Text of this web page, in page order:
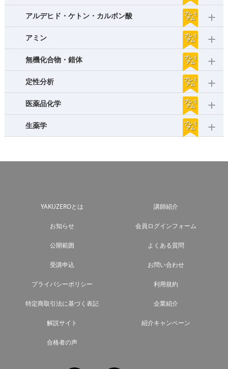
プレミ
アム
アルデヒド・ケトン・カルボン酸
プレミ
アム
アミン
プレミ
アム
無機化合物・錯体
プレミ
アム
定性分析
プレミ
アム
医薬品化学
プレミ
アム
生薬学
YAKUZEROとは 講師紹介
お知らせ 会員ログインフォーム
公開範囲 よくある質問
受講申込 お問い合わせ
プライバシーポリシー 利用規約
特定商取引法に基づく表記 企業紹介
解説サイト 紹介キャンペーン
合格者の声